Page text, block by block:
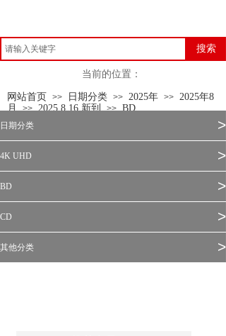
搜索
当前的位置：
网站首页 >> 日期分类 >> 2025年 >> 2025年8
月 >> 2025.8.16 新到 >> BD
日期分类 >
4K UHD >
BD >
CD >
其他分类 >